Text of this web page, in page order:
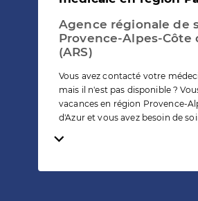
Agence régionale de
Provence-Alpes-Côte
(ARS)
Vous avez contacté votre
mais il n'est pas disponible ?
vacances en région Provence-
d'Azur et vous avez besoin de
Temps de lecture